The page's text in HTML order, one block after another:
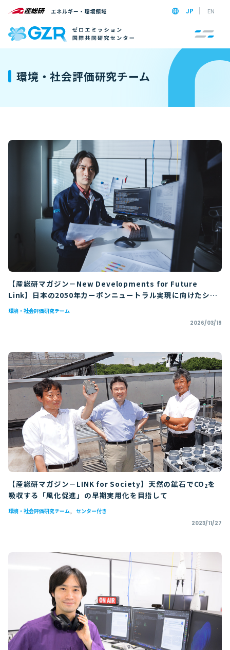
JP EN
環境・社会評価研究チーム
【産総研マガジン－New Developments for Future
Link】日本の2050年カーボンニュートラル実現に向けたシナ
リオ分析 ー 数理モデルを用いて日本のCO2排出削減をシミ
ュレーション ー
環境・社会評価研究チーム
2026/03/19
【産総研マガジン－LINK for Society】天然の鉱石でCO 2を
吸収する「風化促進」の早期実用化を目指して
環境・社会評価研究チーム
センター付き
2023/11/27